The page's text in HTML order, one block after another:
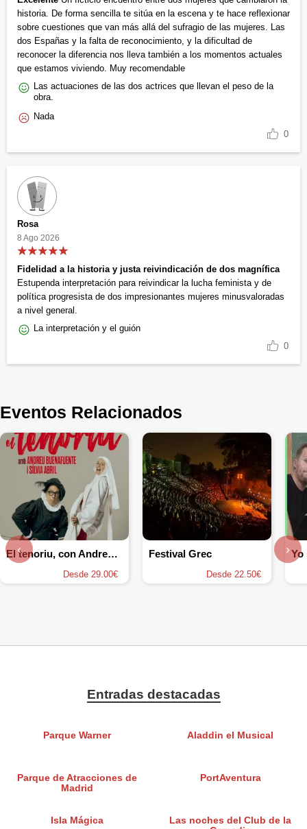
historia. De forma sencilla te sitúa en la escena y te hace reflexionar
sobre cuestiones que van más allá del sufragio de las mujeres. Las
dos Españas y la falta de reconocimiento, y la dificultad de
reconocer la diferencia nos lleva también a los momentos actuales
que estamos viviendo. Muy recomendable
Las actuaciones de las dos actrices que llevan el peso de la
obra.
Nada
0
Rosa
8 Ago 2026
Fidelidad a la historia y justa reivindicación de dos magnífica
Estupenda interpretación para reivindicar la lucha feminista y de
política progresista de dos impresionantes mujeres minusvaloradas
a nivel general.
La interpretación y el guión
0
Eventos Relacionados
El tenoriu, con Andreu Buenafuente y Sílvia Abril
Desde 29.00€
Festival Grec
Desde 22.50€
Yo
‹ ›
Entradas destacadas
Parque Warner Aladdin el Musical
Parque de Atracciones de
Madrid
PortAventura
Isla Mágica
Las noches del Club de la